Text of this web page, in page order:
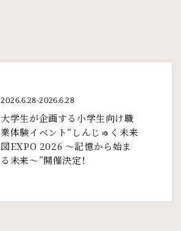
2026.6.28-2026.6.28
大学生が企画する小学生向け職
業体験イベント“しんじゅく未来
図EXPO 2026 〜記憶から始ま
る未来〜”開催決定！